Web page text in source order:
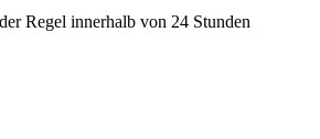
Regel innerhalb von 24 Stunden